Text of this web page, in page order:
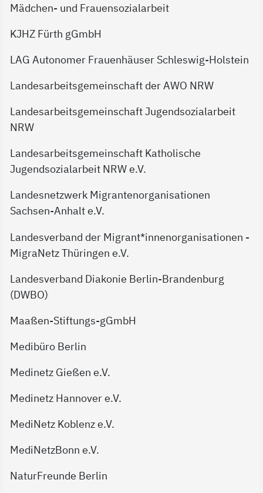
Mädchen- und Frauensozialarbeit
KJHZ Fürth gGmbH
LAG Autonomer Frauenhäuser Schleswig-Holstein
Landesarbeitsgemeinschaft der AWO NRW
Landesarbeitsgemeinschaft Jugendsozialarbeit
NRW
Landesarbeitsgemeinschaft Katholische
Jugendsozialarbeit NRW e.V.
Landesnetzwerk Migrantenorganisationen
Sachsen-Anhalt e.V.
Landesverband der Migrant*innenorganisationen -
MigraNetz Thüringen e.V.
Landesverband Diakonie Berlin-Brandenburg
(DWBO)
Maaßen-Stiftungs-gGmbH
Medibüro Berlin
Medinetz Gießen e.V.
Medinetz Hannover e.V.
MediNetz Koblenz e.V.
MediNetzBonn e.V.
NaturFreunde Berlin